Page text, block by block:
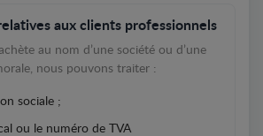
aux clients professionnels
au nom d’une société ou d’une
nous pouvons traiter :
sociale ;
ou le numéro de TVA